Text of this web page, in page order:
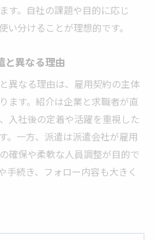
す。自社の課題や目的に応じ
い分けることが理想的です。
と異なる理由
異なる理由は、雇用契約の主体
ます。紹介は企業と求職者が直
入社後の定着や活躍を重視した
。一方、派遣は派遣会社が雇用
確保や柔軟な人員調整が目的で
手続き、フォロー内容も大きく